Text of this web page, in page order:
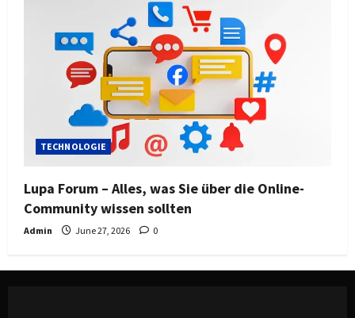
TECHNOLOGIE
Lupa Forum – Alles, was Sie über die Online-
Community wissen sollten
Admin June 27, 2026 0